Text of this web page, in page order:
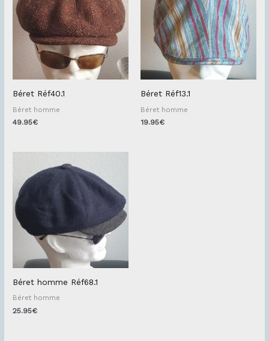
Béret Réf40.1
Béret homme
49.95€
Béret Réf13.1
Béret homme
19.95€
Béret homme Réf68.1
Béret homme
25.95€